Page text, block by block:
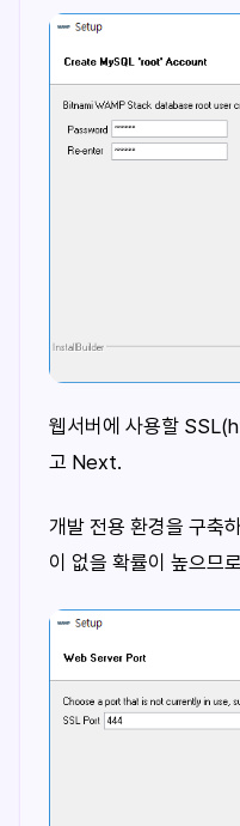
웹서버에 사용할
고 Next.
개발 전용 환경을 구축
이 없을 확률이 높으므